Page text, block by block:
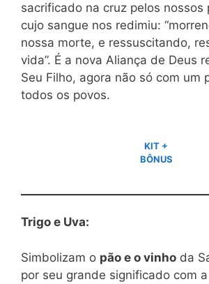
sacrificado na cruz pelos nossos
cujo sangue nos redimiu:
nossa morte, e ressuscitando,
vida”. É a nova Aliança de Deus
Seu Filho, agora não só com um
todos os povos.
KIT +
BÔNUS
Trigo e Uva:
Simbolizam o pão e o vinho da
por seu grande significado com